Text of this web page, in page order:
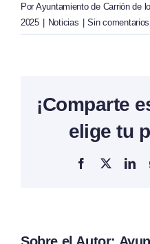
Por Ayuntamiento de Carrión de
2025
Noticias Sin comentarios
¡Comparte
elige tu
Facebook
X